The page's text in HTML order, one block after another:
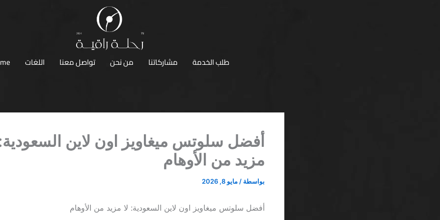
طلب الخدمة مشاركاتنا من نحن تواصل معنا اللغات
أفضل سلوتس ميغاويز اون لاين السعودية:
مزيد من الأوهام
بواسطة / مايو 8, 2026
أفضل سلوتس ميغاويز اون لاين السعودية: لا مزيد من الأوهام